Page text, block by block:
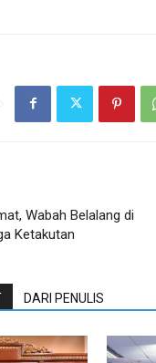
Wabah Belalang di
Ketakutan
DARI PENULIS